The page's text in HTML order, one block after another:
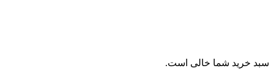
سبد خرید شما خالی است.